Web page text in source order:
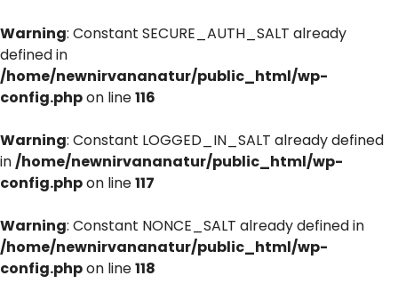
Warning: Constant SECURE_AUTH_SALT already
defined in
/home/newnirvananatur/public_html/wp-
config.phpon line116
Warning: Constant LOGGED_IN_SALT already defined
in/home/newnirvananatur/public_html/wp-
config.phpon line117
Warning: Constant NONCE_SALT already defined in
/home/newnirvananatur/public_html/wp-
config.phpon line118